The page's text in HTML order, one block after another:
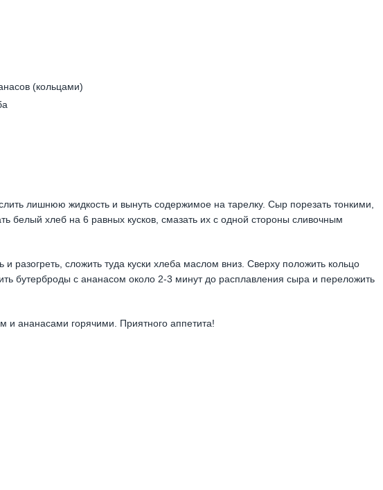
(кольцами)
лишнюю жидкость и вынуть содержимое на тарелку. Сыр порезать тонкими,
белый хлеб на 6 равных кусков, смазать их с одной стороны сливочным
и разогреть, сложить туда куски хлеба маслом вниз. Сверху положить кольцо
бутерброды с ананасом около 2-3 минут до расплавления сыра и переложить
и ананасами горячими. Приятного аппетита!